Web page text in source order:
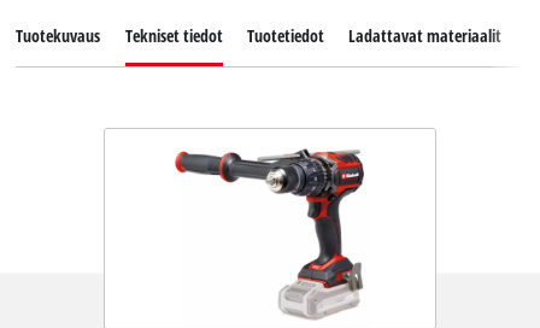
Tuotekuvaus Tekniset tiedot Tuotetiedot Ladattavat materiaalit